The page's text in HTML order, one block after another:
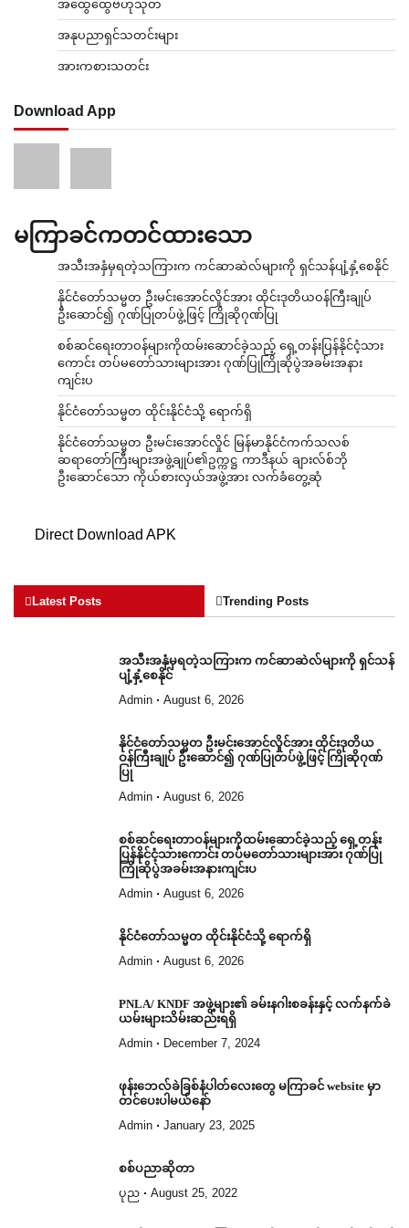
အထွေထွေဗဟုသုတ
အနုပညာရှင်သတင်းများ
အားကစားသတင်း
Download App
မကြာခင်ကတင်ထားသော
အသီးအနှံမှရတဲ့သကြားက ကင်ဆာဆဲလ်များကို ရှင်သန်ပျံ့နှံ့စေနိုင်
နိုင်ငံတော်သမ္မတ ဦးမင်းအောင်လှိုင်အား ထိုင်းဒုတိယဝန်ကြီးချုပ်
ဦးဆောင်၍ ဂုဏ်ပြုတပ်ဖွဲ့ဖြင့် ကြိုဆိုဂုဏ်ပြု
စစ်ဆင်ရေးတာဝန်များကိုထမ်းဆောင်ခဲ့သည့် ရှေ့တန်းပြန်နိုင်ငံ့သား
ကောင်း တပ်မတော်သားများအား ဂုဏ်ပြုကြိုဆိုပွဲအခမ်းအနား
ကျင်းပ
နိုင်ငံတော်သမ္မတ ထိုင်းနိုင်ငံသို့ ရောက်ရှိ
နိုင်ငံတော်သမ္မတ ဦးမင်းအောင်လှိုင် မြန်မာနိုင်ငံကက်သလစ်
ဆရာတော်ကြီးများအဖွဲ့ချုပ်၏ဥက္ကဋ္ဌ ကာဒီနယ် ချားလ်စ်ဘို
ဦးဆောင်သော ကိုယ်စားလှယ်အဖွဲ့အား လက်ခံတွေ့ဆုံ
Direct Download APK
Latest Posts Trending Posts
အသီးအနှံမှရတဲ့သကြားက ကင်ဆာဆဲလ်များကို ရှင်သန်
ပျံ့နှံ့စေနိုင်
Admin August 6, 2026
နိုင်ငံတော်သမ္မတ ဦးမင်းအောင်လှိုင်အား ထိုင်းဒုတိယ
ဝန်ကြီးချုပ် ဦးဆောင်၍ ဂုဏ်ပြုတပ်ဖွဲ့ဖြင့် ကြိုဆိုဂုဏ်
ပြု
Admin August 6, 2026
စစ်ဆင်ရေးတာဝန်များကိုထမ်းဆောင်ခဲ့သည့် ရှေ့တန်း
ပြန်နိုင်ငံ့သားကောင်း တပ်မတော်သားများအား ဂုဏ်ပြု
ကြိုဆိုပွဲအခမ်းအနားကျင်းပ
Admin August 6, 2026
နိုင်ငံတော်သမ္မတ ထိုင်းနိုင်ငံသို့ ရောက်ရှိ
Admin August 6, 2026
PNLA/ KNDF အဖွဲ့များ၏ ခမ်းနဂါးစခန်းနှင့် လက်နက်ခဲ
ယမ်းများသိမ်းဆည်းရရှိ
Admin December 7, 2024
ဖုန်းဘေလ်ခဲခြစ်နံပါတ်လေးတွေ မကြာခင် website မှာ
တင်ပေးပါမယ်နော်
Admin January 23, 2025
စစ်ပညာဆိုတာ
ပုည August 25, 2022